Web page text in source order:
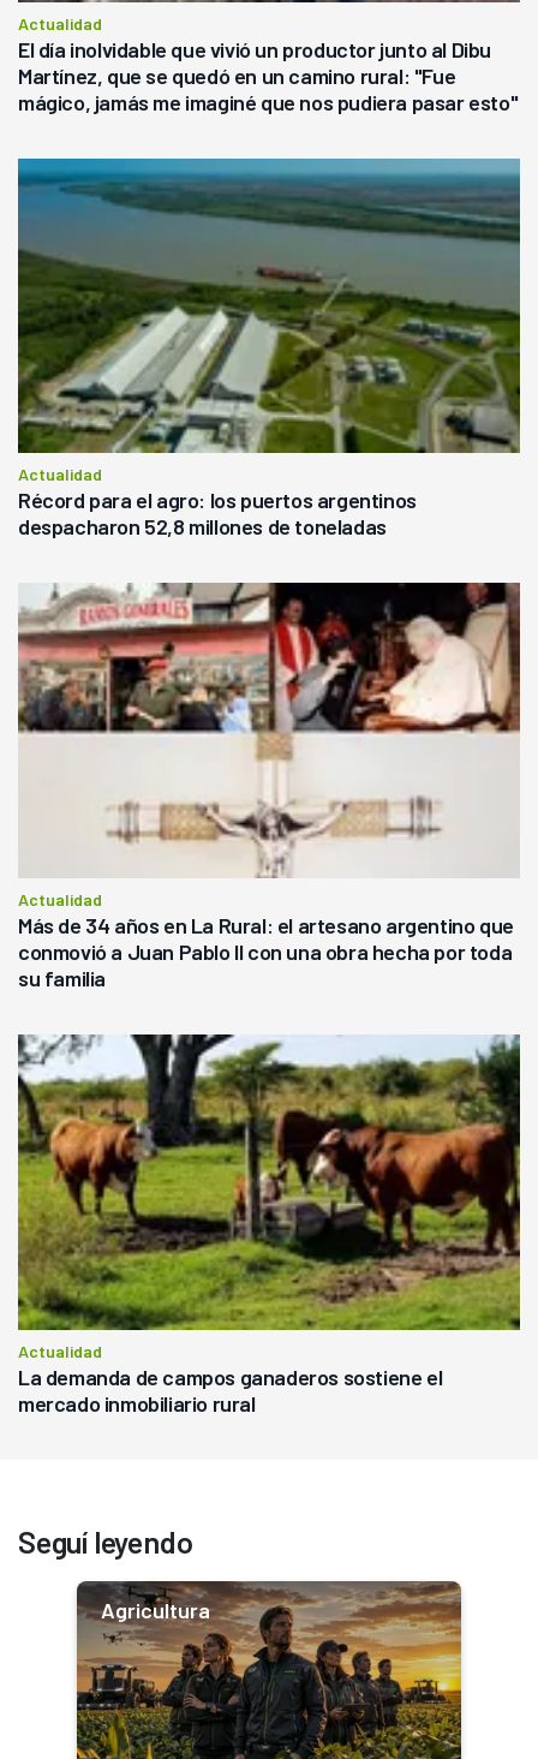
Actualidad
El día inolvidable que vivió un productor junto al Dibu
Martínez, que se quedó en un camino rural: "Fue
mágico, jamás me imaginé que nos pudiera pasar esto"
Actualidad
Récord para el agro: los puertos argentinos
despacharon 52,8 millones de toneladas
Actualidad
Más de 34 años en La Rural: el artesano argentino que
conmovió a Juan Pablo II con una obra hecha por toda
su familia
Actualidad
La demanda de campos ganaderos sostiene el
mercado inmobiliario rural
Seguí leyendo
Agricultura